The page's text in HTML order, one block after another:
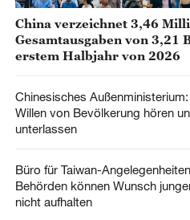
China verzeichnet 3,46
Gesamtausgaben von 3,21
erstem Halbjahr von 2026
Chinesisches
Willen von Bevölkerung hören
unterlassen
Büro für Taiwan-
Behörden können Wunsch
nicht aufhalten